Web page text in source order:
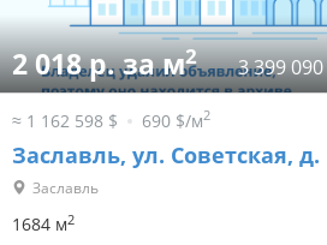
2 018 р. за м2 3 399
≈ 1 162 598 $ 690 $/м2
Заславль, ул. Советская, д.
Заславль
1684 м2